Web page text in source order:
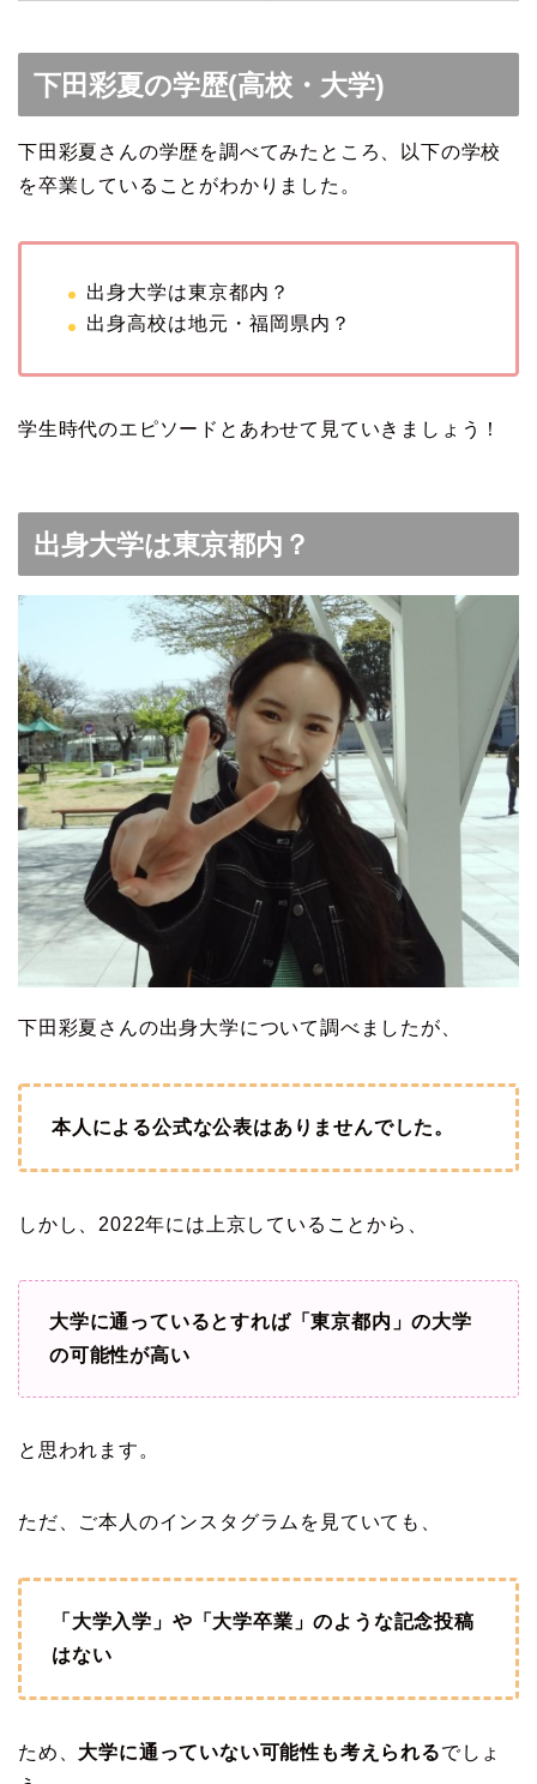
下田彩夏の学歴(高校・大学)
下田彩夏さんの学歴を調べてみたところ、以下の学校
を卒業していることがわかりました。
出身大学は東京都内？
出身高校は地元・福岡県内？
学生時代のエピソードとあわせて見ていきましょう！
出身大学は東京都内？
下田彩夏さんの出身大学について調べましたが、
本人による公式な公表はありませんでした。
しかし、2022年には上京していることから、
大学に通っているとすれば「東京都内」の大学
の可能性が高い
と思われます。
ただ、ご本人のインスタグラムを見ていても、
「大学入学」や「大学卒業」のような記念投稿
はない
ため、 大学に通っていない可能性も考えられるでしょ